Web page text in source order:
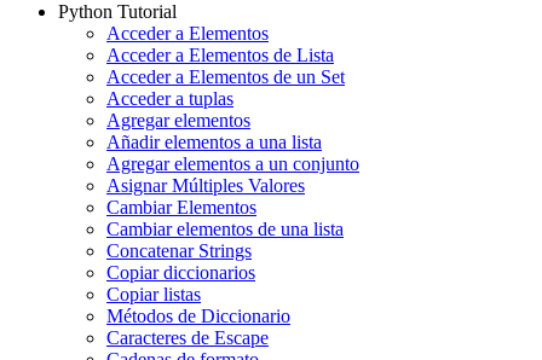
Python Tutorial
Acceder a Elementos
Acceder a Elementos de Lista
Acceder a Elementos de un Set
Acceder a tuplas
Agregar elementos
Añadir elementos a una lista
Agregar elementos a un conjunto
Asignar Múltiples Valores
Cambiar Elementos
Cambiar elementos de una lista
Concatenar Strings
Copiar diccionarios
Copiar listas
Métodos de Diccionario
Caracteres de Escape